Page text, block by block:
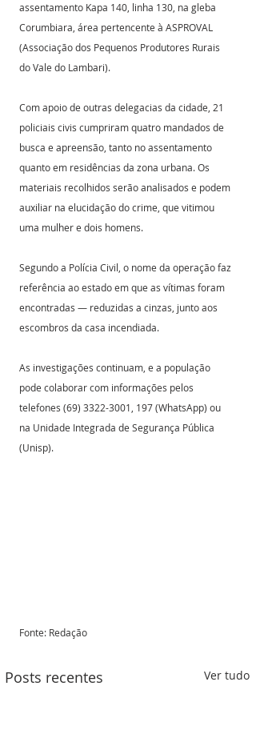
assentamento Kapa 140, linha 130, na gleba
Corumbiara, área pertencente à ASPROVAL
(Associação dos Pequenos Produtores Rurais
do Vale do Lambari).
Com apoio de outras delegacias da cidade, 21
policiais civis cumpriram quatro mandados de
busca e apreensão, tanto no assentamento
quanto em residências da zona urbana. Os
materiais recolhidos serão analisados e podem
auxiliar na elucidação do crime, que vitimou
uma mulher e dois homens.
Segundo a Polícia Civil, o nome da operação faz
referência ao estado em que as vítimas foram
encontradas — reduzidas a cinzas, junto aos
escombros da casa incendiada.
As investigações continuam, e a população
pode colaborar com informações pelos
telefones (69) 3322-3001, 197 (WhatsApp) ou
na Unidade Integrada de Segurança Pública
(Unisp).
Fonte: Redação
Posts recentes Ver tudo